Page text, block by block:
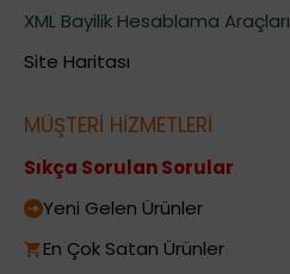
XML Bayilik Hesablama Araçları
Site Haritası
MÜŞTERİ HİZMETLERİ
Sıkça Sorulan Sorular
Yeni Gelen Ürünler
En Çok Satan Ürünler